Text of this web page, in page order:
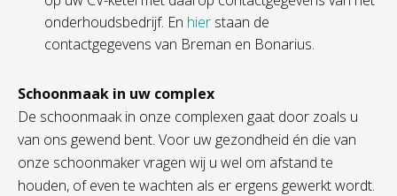
onderhoudsbedrijf. En hier staan de
contactgegevens van Breman en Bonarius.
Schoonmaak in uw complex
De schoonmaak in onze complexen gaat door zoals u
van ons gewend bent. Voor uw gezondheid én die van
onze schoonmaker vragen wij u wel om afstand te
houden, of even te wachten als er ergens gewerkt wordt.